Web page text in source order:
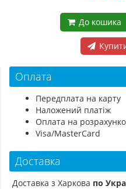
До кошика
Оплата
Передплата на карту
Наложений платіж
Оплата на
Visa/MasterCard
Доставка
Доставка з Харкова по